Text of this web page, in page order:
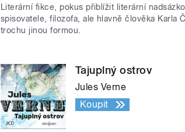
Literární fikce, pokus přiblížit literární
spisovatele, filozofa, ale hlavně člověka Karla
trochu jinou formou.
Tajuplný ostrov
Jules Verne
Koupit